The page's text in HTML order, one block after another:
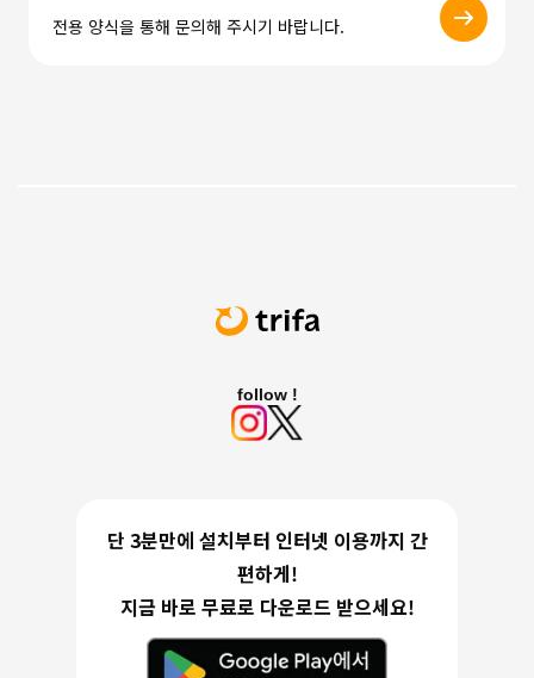
전용 양식을 통해 문의해 주시기 바랍니다.
follow !
단 3분만에 설치부터 인터넷 이용까지 간
편하게!
지금 바로 무료로 다운로드 받으세요!